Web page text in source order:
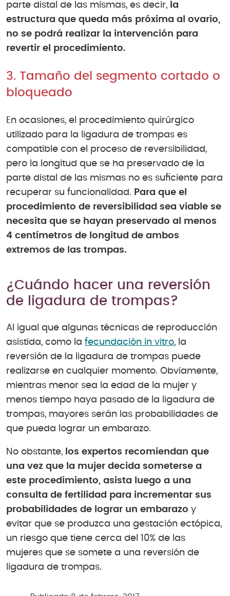
parte distal de las mismas, es decir, la
estructura que queda más próxima al ovario,
no se podrá realizar la intervención para
revertir el procedimiento.
3. Tamaño del segmento cortado o
bloqueado
En ocasiones, el procedimiento quirúrgico
utilizado para la ligadura de trompas es
compatible con el proceso de reversibilidad,
pero la longitud que se ha preservado de la
parte distal de las mismas no es suficiente para
recuperar su funcionalidad. Para que el
procedimiento de reversibilidad sea viable se
necesita que se hayan preservado al menos
4 centímetros de longitud de ambos
extremos de las trompas.
¿Cuándo hacer una reversión
de ligadura de trompas?
Al igual que algunas técnicas de reproducción
asistida, como la fecundación in vitro, la
reversión de la ligadura de trompas puede
realizarse en cualquier momento. Obviamente,
mientras menor sea la edad de la mujer y
menos tiempo haya pasado de la ligadura de
trompas, mayores serán las probabilidades de
que pueda lograr un embarazo.
No obstante, los expertos recomiendan que
una vez que la mujer decida someterse a
este procedimiento, asista luego a una
consulta de fertilidad para incrementar sus
probabilidades de lograr un embarazo y
evitar que se produzca una gestación ectópica,
un riesgo que tiene cerca del 10% de las
mujeres que se somete a una reversión de
ligadura de trompas.